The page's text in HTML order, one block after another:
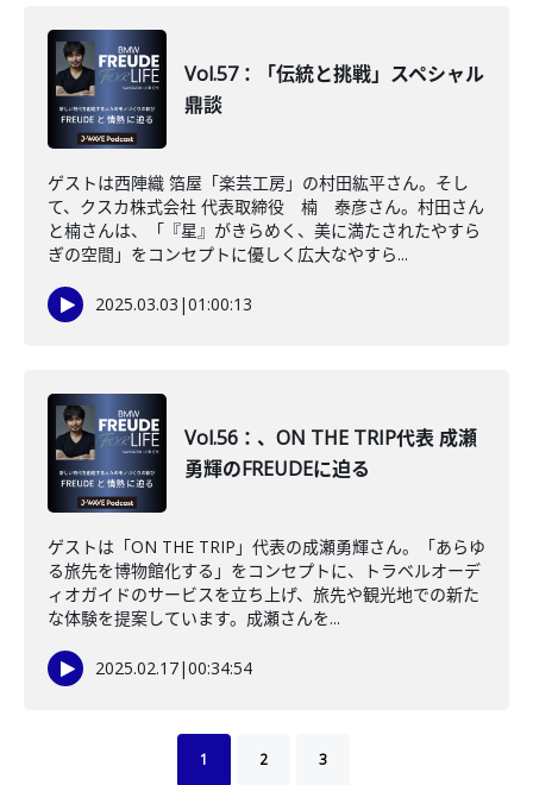
Vol.57：「伝統と挑戦」スペシャル
鼎談
ゲストは西陣織 箔屋「楽芸工房」の村田紘平さん。そし
て、クスカ株式会社 代表取締役 楠 泰彦さん。村田さん
と楠さんは、「『星』がきらめく、美に満たされたやすら
ぎの空間」をコンセプトに優しく広大なやすら...
2025.03.03 |01:00:13
Vol.56：、ON THE TRIP代表 成瀬
勇輝のFREUDEに迫る
ゲストは「ON THE TRIP」代表の成瀬勇輝さん。「あらゆ
る旅先を博物館化する」をコンセプトに、トラベルオーデ
ィオガイドのサービスを立ち上げ、旅先や観光地での新た
な体験を提案しています。成瀬さんを...
2025.02.17|00:34:54
1 2 3